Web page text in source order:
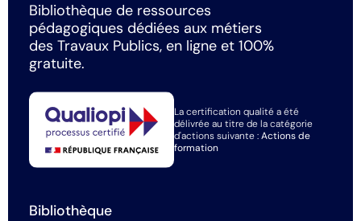
Bibliothèque de ressources
pédagogiques dédiées aux métiers
des Travaux Publics, en ligne et 100%
gratuite.
La certification qualité a été
délivrée au titre de la catégorie
d'actions suivante :Actions de
formation
Bibliothèque